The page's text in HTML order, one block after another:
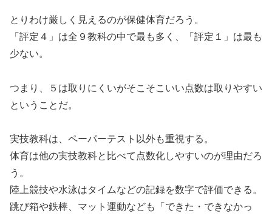
とりわけ厳しく見えるのが保健体育だろう。
「評定４」は全９教科の中で最も多く、「評定１」は最も
少ない。
つまり、５は取りにくいがそこそこいい点数は取りやすい
ということだ。
実技教科は、ペーパーテスト以外も重視する。
体育は他の実技教科と比べて点数化しやすいのが理由だろ
う。
陸上競技や水泳はタイムなどの記録を数字で評価できる。
跳び箱や鉄棒、マット運動なども「できた・できなかっ